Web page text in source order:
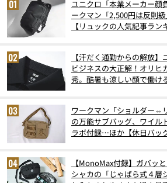
ユニクロ「本業メーカー顔
ークマン「2,500円は反則
【リュックの人気記事ラ
【汗だく通勤からの解放
ビジネスの大正解！オリヒ
秀。酷暑も涼しい顔で働け
ワークマン「ショルダー⇔
の万能サブバッグ、ワイル
ラボ付録…ほか【休日バッ
【MonoMax付録】ガバッ
シャカの「じゃばら式４層